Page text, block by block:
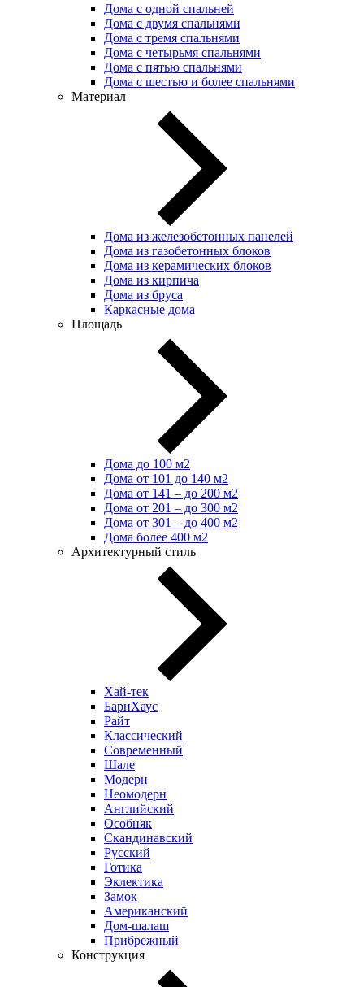
Дома с одной спальней
Дома с двумя спальнями
Дома с тремя спальнями
Дома с четырьмя спальнями
Дома с пятью спальнями
Дома с шестью и более спальнями
Материал
Дома из железобетонных панелей
Дома из газобетонных блоков
Дома из керамических блоков
Дома из кирпича
Дома из бруса
Каркасные дома
Площадь
Дома до 100 м2
Дома от 101 до 140 м2
Дома от 141 – до 200 м2
Дома от 201 – до 300 м2
Дома от 301 – до 400 м2
Дома более 400 м2
Архитектурный стиль
Хай-тек
БарнХаус
Райт
Классический
Современный
Шале
Модерн
Неомодерн
Английский
Особняк
Скандинавский
Русский
Готика
Эклектика
Замок
Американский
Дом-шалаш
Прибрежный
Конструкция